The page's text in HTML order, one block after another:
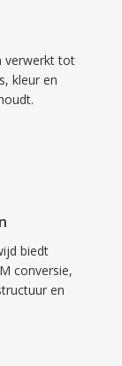
verwerkt tot
kleur en
biedt
conversie,
en